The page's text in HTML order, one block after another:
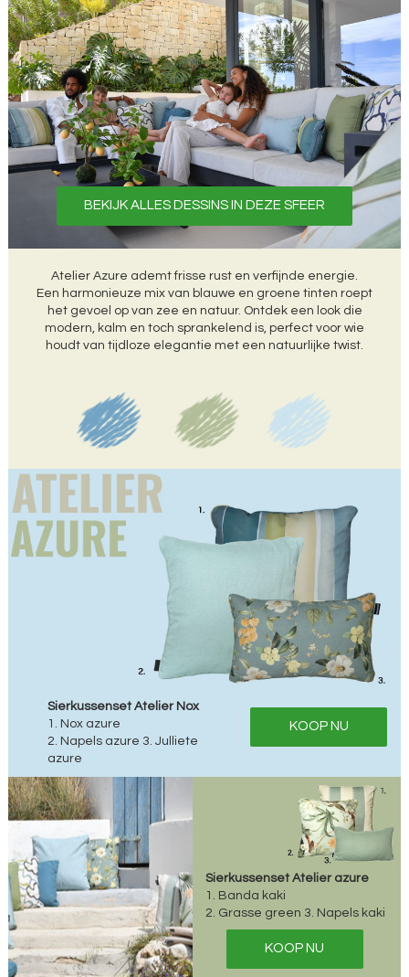
BEKIJK ALLES DESSINS IN DEZE SFEER
Atelier Azure ademt frisse rust en verfijnde energie.
Een harmonieuze mix van blauwe en groene tinten roept
het gevoel op van zee en natuur. Ontdek een look die
modern, kalm en toch sprankelend is, perfect voor wie
houdt van tijdloze elegantie met een natuurlijke twist.
Sierkussenset Atelier Nox
1. Nox azure
2. Napels azure 3. Julliete
azure
KOOP NU
Sierkussenset Atelier azure
1. Banda kaki
2. Grasse green 3. Napels kaki
KOOP NU